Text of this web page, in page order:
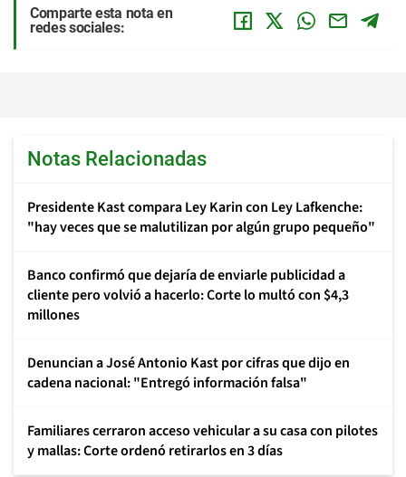
Comparte esta nota en
redes sociales:
Notas Relacionadas
Presidente Kast compara Ley Karin con Ley Lafkenche:
"hay veces que se malutilizan por algún grupo pequeño"
Banco confirmó que dejaría de enviarle publicidad a
cliente pero volvió a hacerlo: Corte lo multó con $4,3
millones
Denuncian a José Antonio Kast por cifras que dijo en
cadena nacional: "Entregó información falsa"
Familiares cerraron acceso vehicular a su casa con pilotes
y mallas: Corte ordenó retirarlos en 3 días